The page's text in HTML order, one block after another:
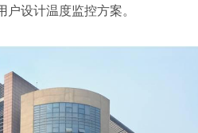
设计温度监控方案。